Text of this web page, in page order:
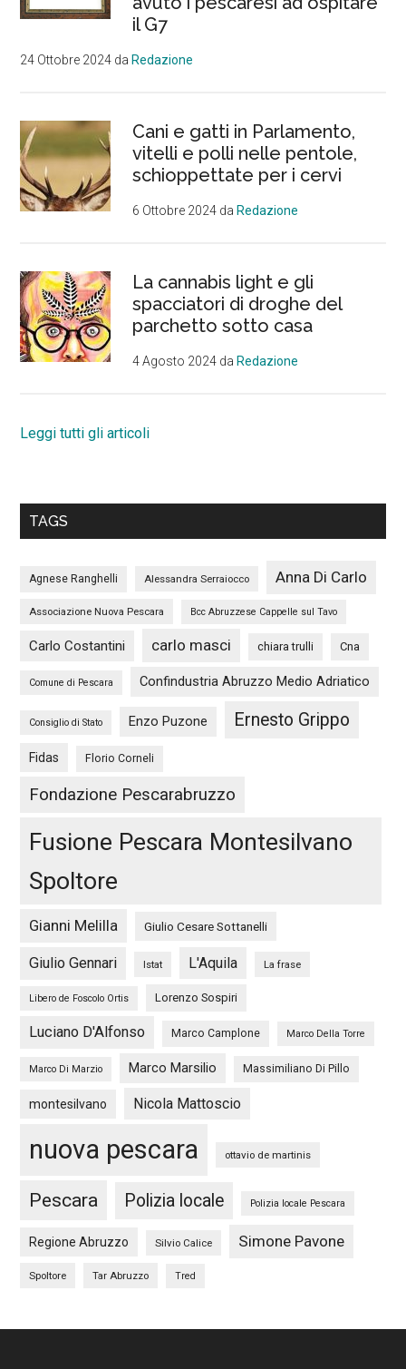
il G7
24 Ottobre 2024 da Redazione
Cani e gatti in Parlamento,
vitelli e polli nelle pentole,
schioppettate per i cervi
6 Ottobre 2024 da Redazione
La cannabis light e gli
spacciatori di droghe del
parchetto sotto casa
4 Agosto 2024 da Redazione
Leggi tutti gli articoli
TAGS
Agnese Ranghelli Alessandra Serraiocco Anna Di Carlo
Associazione Nuova Pescara Bcc Abruzzese Cappelle sul Tavo
Carlo Costantini carlo masci chiara trulli Cna
Comune di Pescara Confindustria Abruzzo Medio Adriatico
Consiglio di Stato Enzo Puzone Ernesto Grippo
Fidas Florio Corneli
Fondazione Pescarabruzzo
Fusione Pescara Montesilvano
Spoltore
Gianni Melilla Giulio Cesare Sottanelli
Giulio Gennari Istat L'Aquila La frase
Libero de Foscolo Ortis Lorenzo Sospiri
Luciano D'Alfonso Marco Camplone Marco Della Torre
Marco Di Marzio Marco Marsilio Massimiliano Di Pillo
montesilvano Nicola Mattoscio
nuova pescara ottavio de martinis
Pescara Polizia locale Polizia locale Pescara
Regione Abruzzo Silvio Calice Simone Pavone
Spoltore Tar Abruzzo Tred